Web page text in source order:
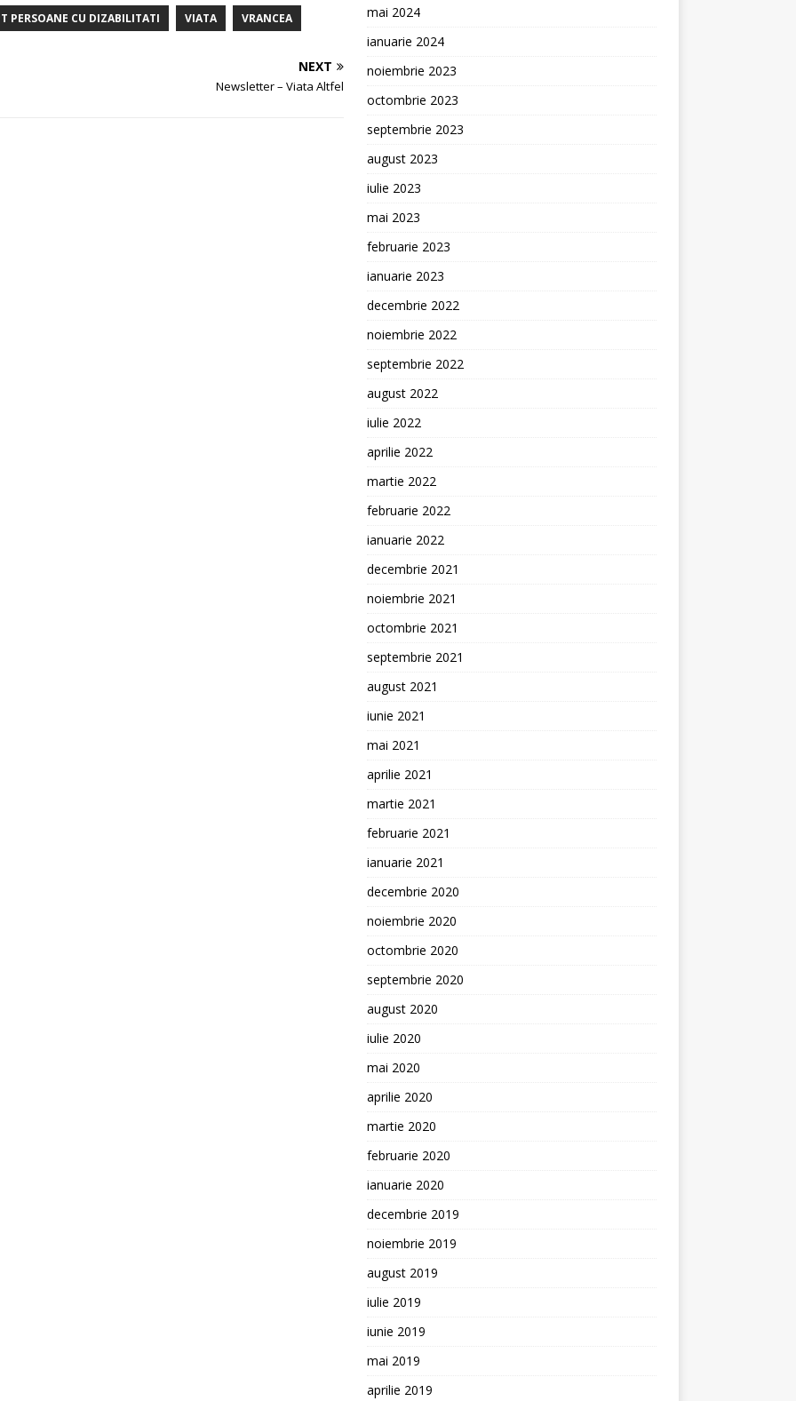
PERSOANE CU DIZABILITATI VIATA VRANCEA
NEXT
Newsletter – Viata Altfel
mai 2024
ianuarie 2024
noiembrie 2023
octombrie 2023
septembrie 2023
august 2023
iulie 2023
mai 2023
februarie 2023
ianuarie 2023
decembrie 2022
noiembrie 2022
septembrie 2022
august 2022
iulie 2022
aprilie 2022
martie 2022
februarie 2022
ianuarie 2022
decembrie 2021
noiembrie 2021
octombrie 2021
septembrie 2021
august 2021
iunie 2021
mai 2021
aprilie 2021
martie 2021
februarie 2021
ianuarie 2021
decembrie 2020
noiembrie 2020
octombrie 2020
septembrie 2020
august 2020
iulie 2020
mai 2020
aprilie 2020
martie 2020
februarie 2020
ianuarie 2020
decembrie 2019
noiembrie 2019
august 2019
iulie 2019
iunie 2019
mai 2019
aprilie 2019